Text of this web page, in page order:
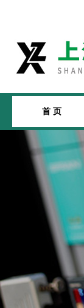
首 页